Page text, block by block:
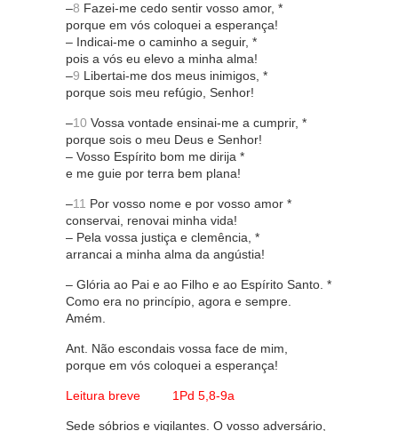
–8 Fazei-me cedo sentir vosso amor, *
porque em vós coloquei a esperança!
– Indicai-me o caminho a seguir, *
pois a vós eu elevo a minha alma!
–9 Libertai-me dos meus inimigos, *
porque sois meu refúgio, Senhor!
–10 Vossa vontade ensinai-me a cumprir, *
porque sois o meu Deus e Senhor!
– Vosso Espírito bom me dirija *
e me guie por terra bem plana!
–11 Por vosso nome e por vosso amor *
conservai, renovai minha vida!
– Pela vossa justiça e clemência, *
arrancai a minha alma da angústia!
– Glória ao Pai e ao Filho e ao Espírito Santo. *
Como era no princípio, agora e sempre.
Amém.
Ant. Não escondais vossa face de mim,
porque em vós coloquei a esperança!
Leitura breve 1Pd 5,8-9a
Sede sóbrios e vigilantes. O vosso adversário,